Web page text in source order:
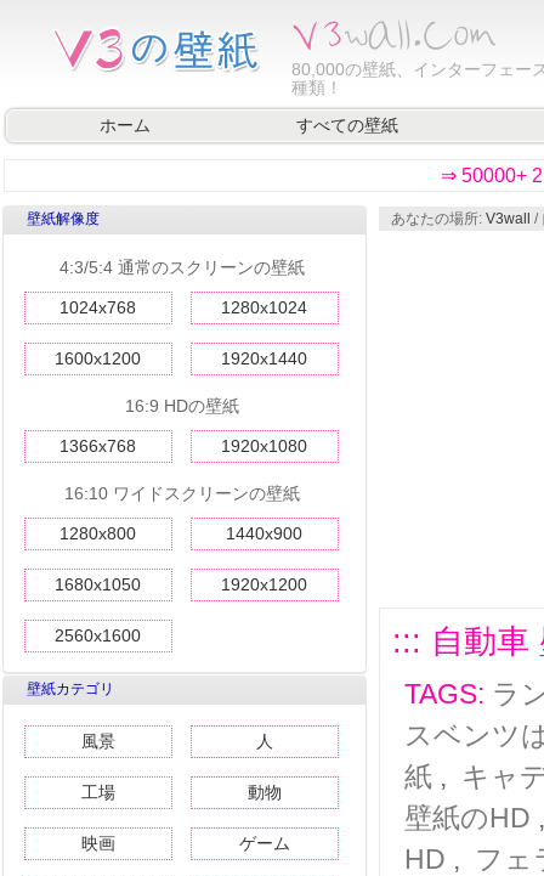
80,000の壁紙、インターフェー
種類！
ホーム
すべての壁紙
⇒ 50000+
壁紙解像度
4:3/5:4 通常のスクリーンの壁紙
1024x768 1280x1024
1600x1200 1920x1440
16:9 HDの壁紙
1366x768 1920x1080
16:10 ワイドスクリーンの壁紙
1280x800 1440x900
1680x1050 1920x1200
2560x1600
壁紙カテゴリ
風景 人
工場 動物
映画 ゲーム
あなたの場所: V3wall /
::: 自動車
TAGS: ラ
スベンツ
紙 , キャ
壁紙のHD
HD , フェ